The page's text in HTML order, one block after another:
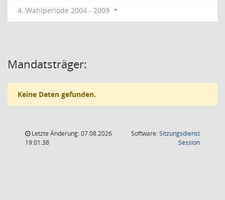
4. Wahlperiode 2004 - 2009
Mandatsträger:
Keine Daten gefunden.
Letzte Änderung: 07.08.2026
19:01:38
Software:Sitzungsdienst
Session(Wird in